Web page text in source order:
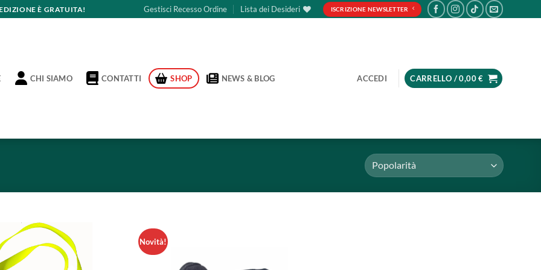
È GRATUITA! Gestisci Recesso Ordine Lista dei Desideri ISCRIZIONE NEWSLETTER
CHI SIAMO CONTATTI SHOP NEWS & BLOG ACCEDI CARRELLO /0,00€
Novità!